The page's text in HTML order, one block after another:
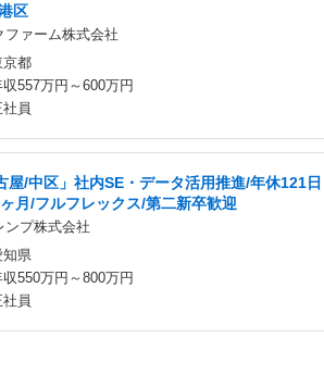
区
ファーム株式会社
京都
収557万円～600万円
社員
屋/中区」社内SE・データ活用推進/年休121
月/フルフレックス/第二新卒歓迎
ンプ株式会社
知県
収550万円～800万円
社員